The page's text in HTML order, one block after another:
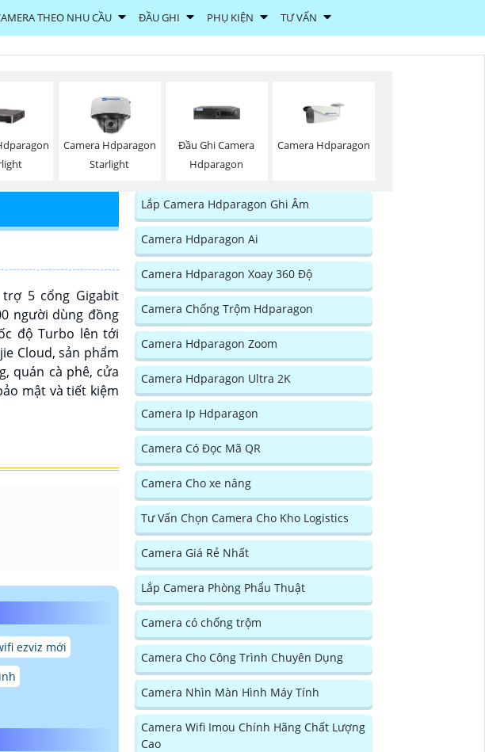
THEO NHU CẦU ĐẦU GHI PHỤ KIỆN TƯ VẤN
Camera Hdparagon
Starlight
Đầu Ghi Camera
Hdparagon
Camera Hdparagon
trợ 5 cổng Gigabit
người dùng đồng
độ Turbo lên tới
Cloud, sản phẩm
quán cà phê, cửa
mật và tiết kiệm
ezviz mới
Lắp Camera Hdparagon Ghi Âm
Camera Hdparagon Ai
Camera Hdparagon Xoay 360 Độ
Camera Chống Trộm Hdparagon
Camera Hdparagon Zoom
Camera Hdparagon Ultra 2K
Camera Ip Hdparagon
Camera Có Đọc Mã QR
Camera Cho xe nâng
Tư Vấn Chọn Camera Cho Kho Logistics
Camera Giá Rẻ Nhất
Lắp Camera Phòng Phẩu Thuật
Camera có chống trộm
Camera Cho Công Trình Chuyên Dụng
Camera Nhìn Màn Hình Máy Tính
Camera Wifi Imou Chính Hãng Chất Lượng
Cao